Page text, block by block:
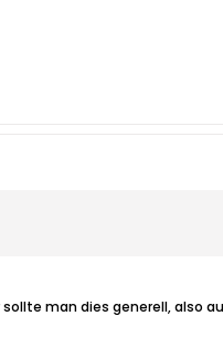
man dies generell, also